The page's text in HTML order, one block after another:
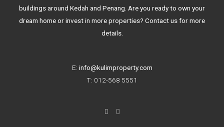
buildings around Kedah and Penang. Are you ready to own your
dream home or invest in more properties? Contact us for more
details.
E: info@kulimproperty.com
T: 012-568 5551
F
I